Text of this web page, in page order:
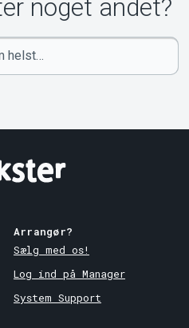
noget andet?
Arrangør?
Sælg med os!
Log ind på Manager
System Support